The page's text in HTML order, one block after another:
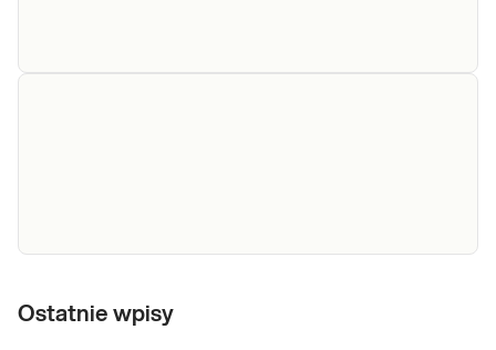
Troponinapomocą pomiaru troponiny sercowej. Diagnoza i
Ostatnie wpisy